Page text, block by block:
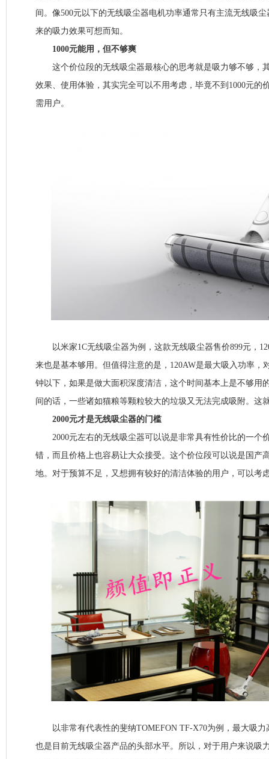
间。像500元以下的无线吸尘器电机功率通常只有主流无线吸
来的吸力效果可想而知。
1000元能用，但不够爽
这个价位段的无线吸尘器最核心的思考就是吸力够不够，
效果、使用体验，其实完全可以不用考虑，毕竟不到1000元的
需用户。
以米家1C无线吸尘器为例，这款无线吸尘器售价899元，
来也是基本够用。但值得注意的是，120AW是最大吸入功率，
钟以下，如果是做大面积深度清洁，这个时间基本上是不够用
间的话，一些诸如猫粮等颗粒较大的垃圾又无法完成吸附。这
2000元才是无线吸尘器的门槛
2000元左右的无线吸尘器可以说是非常具有性价比的一个
错，而且价格上也容易让大众接受。这个价位段可以说是国产
地。对于预算不足，又想拥有较好的清洁体验的用户，可以考
以非常有代表性的斐纳TOMEFON TF-X70为例，最大吸力
也是目前无线吸尘器产品的头部水平。所以，对于用户来说吸